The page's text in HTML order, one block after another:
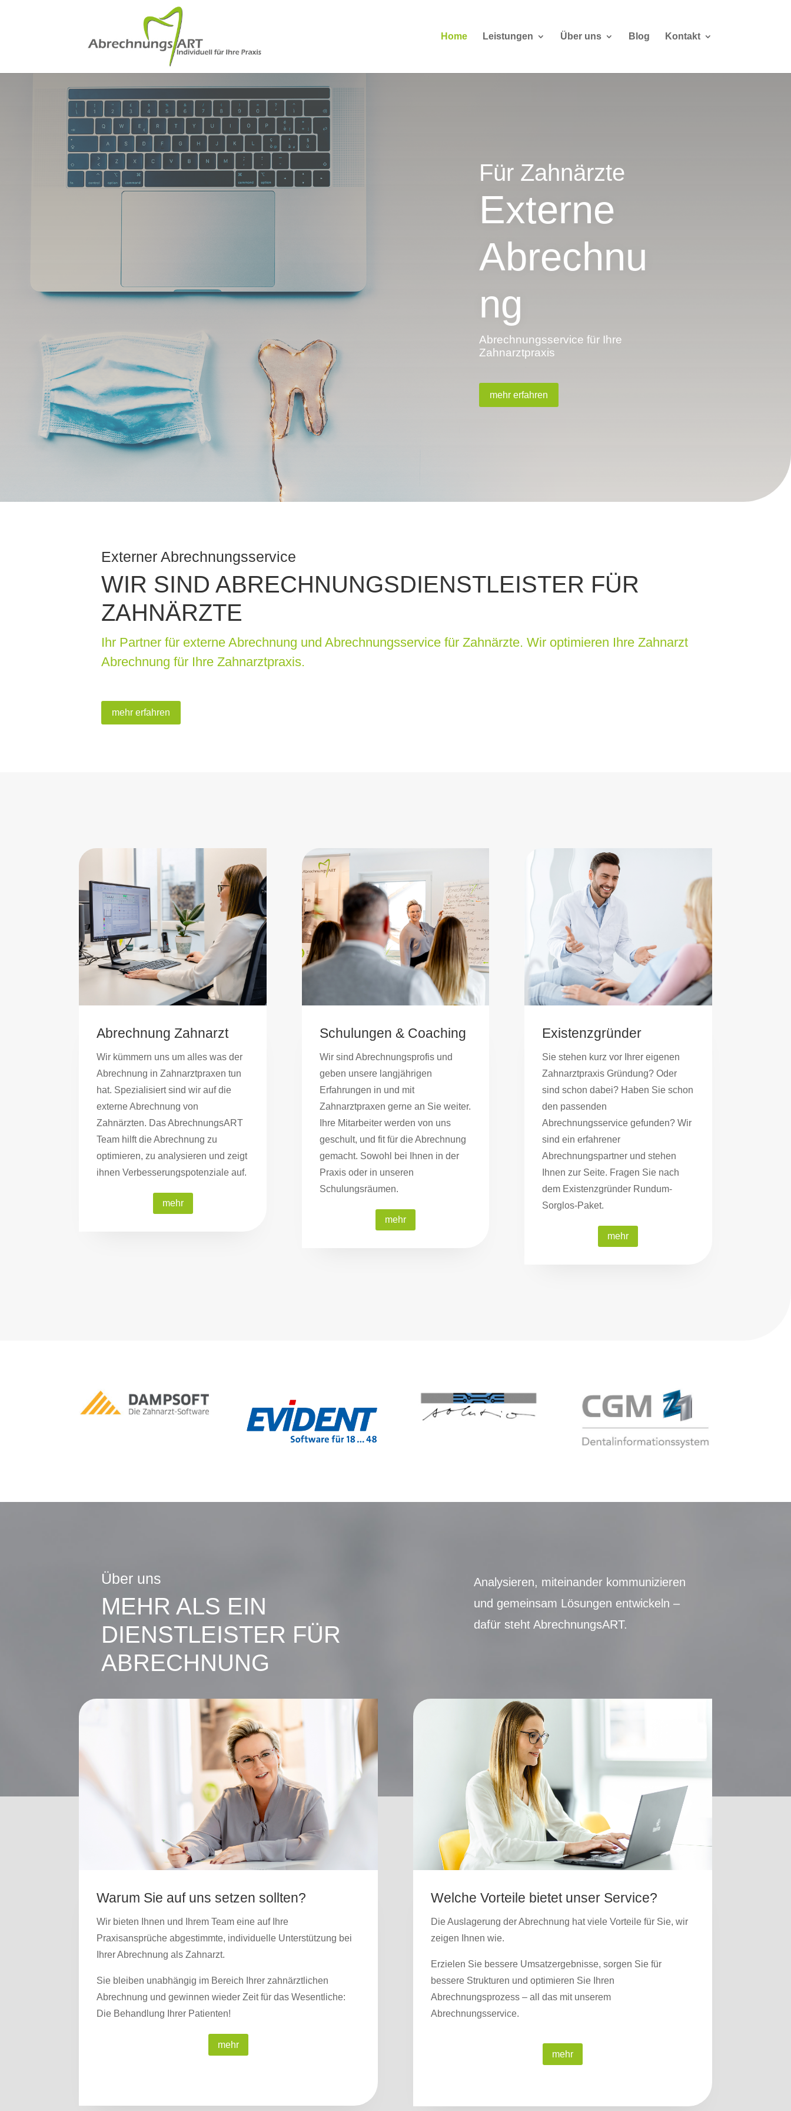
Home Leistungen Über uns Blog Kontakt
Für Zahnärzte
Externe
Abrechnu
ng
Abrechnungsservice für Ihre
Zahnarztpraxis
mehr erfahren
Externer Abrechnungsservice
WIR SIND ABRECHNUNGSDIENSTLEISTER FÜR
ZAHNÄRZTE
Ihr Partner für externe Abrechnung und Abrechnungsservice für Zahnärzte. Wir optimieren Ihre Zahnarzt
Abrechnung für Ihre Zahnarztpraxis.
mehr erfahren
Abrechnung Zahnarzt
Wir kümmern uns um alles was der
Abrechnung in Zahnarztpraxen tun
hat. Spezialisiert sind wir auf die
externe Abrechnung von
Zahnärzten. Das AbrechnungsART
Team hilft die Abrechnung zu
optimieren, zu analysieren und zeigt
ihnen Verbesserungspotenziale auf.
mehr
Schulungen & Coaching
Wir sind Abrechnungsprofis und
geben unsere langjährigen
Erfahrungen in und mit
Zahnarztpraxen gerne an Sie weiter.
Ihre Mitarbeiter werden von uns
geschult, und fit für die Abrechnung
gemacht. Sowohl bei Ihnen in der
Praxis oder in unseren
Schulungsräumen.
mehr
Existenzgründer
Sie stehen kurz vor Ihrer eigenen
Zahnarztpraxis Gründung? Oder
sind schon dabei? Haben Sie schon
den passenden
Abrechnungsservice gefunden? Wir
sind ein erfahrener
Abrechnungspartner und stehen
Ihnen zur Seite. Fragen Sie nach
dem Existenzgründer Rundum-
Sorglos-Paket.
mehr
Über uns
MEHR ALS EIN
DIENSTLEISTER FÜR
ABRECHNUNG
Analysieren, miteinander kommunizieren
und gemeinsam Lösungen entwickeln –
dafür steht AbrechnungsART.
Warum Sie auf uns setzen sollten?
Wir bieten Ihnen und Ihrem Team eine auf Ihre
Praxisansprüche abgestimmte, individuelle Unterstützung bei
Ihrer Abrechnung als Zahnarzt.
Sie bleiben unabhängig im Bereich Ihrer zahnärztlichen
Abrechnung und gewinnen wieder Zeit für das Wesentliche:
Die Behandlung Ihrer Patienten!
mehr
Welche Vorteile bietet unser Service?
Die Auslagerung der Abrechnung hat viele Vorteile für Sie, wir
zeigen Ihnen wie.
Erzielen Sie bessere Umsatzergebnisse, sorgen Sie für
bessere Strukturen und optimieren Sie Ihren
Abrechnungsprozess – all das mit unserem
Abrechnungsservice.
mehr